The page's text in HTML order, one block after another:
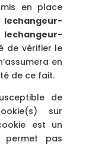
en place
lechangeur-
lechangeur-
de vérifier le
en
de ce fait.
de
sur
est un
pas